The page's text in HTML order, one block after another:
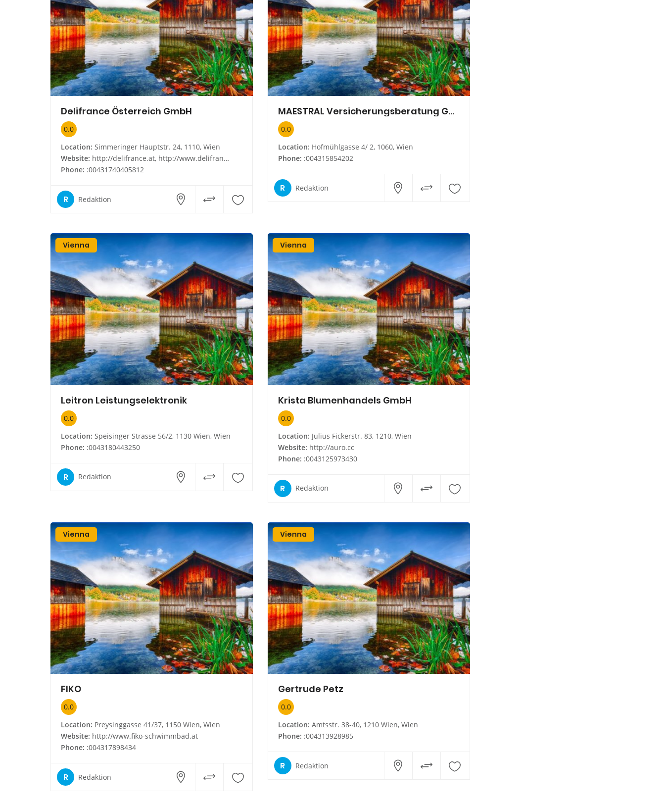
Delifrance Österreich GmbH
0.0
Location: Simmeringer Hauptstr. 24, 1110, Wien
Website: http://delifrance.at, http://www.delifrance.at
Phone: :00431740405812
R Redaktion
MAESTRAL Versicherungsberatung GmbH
0.0
Location: Hofmühlgasse 4/ 2, 1060, Wien
Phone: :004315854202
R Redaktion
Vienna
Leitron Leistungselektronik
0.0
Location: Speisinger Strasse 56/2, 1130 Wien, Wien
Phone: :0043180443250
R Redaktion
Vienna
Krista Blumenhandels GmbH
0.0
Location: Julius Fickerstr. 83, 1210, Wien
Website: http://auro.cc
Phone: :0043125973430
R Redaktion
Vienna
FIKO
0.0
Location: Preysinggasse 41/37, 1150 Wien, Wien
Website: http://www.fiko-schwimmbad.at
Phone: :004317898434
R Redaktion
Vienna
Gertrude Petz
0.0
Location: Amtsstr. 38-40, 1210 Wien, Wien
Phone: :004313928985
R Redaktion